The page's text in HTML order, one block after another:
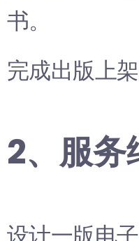
书。
完成出版上
2、服务
设计一版电